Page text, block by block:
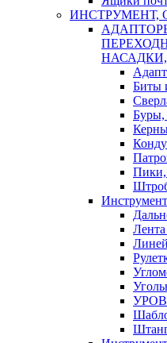
ИНСТРУМЕНТ,
Биты
Буры,
Пики,
Лента